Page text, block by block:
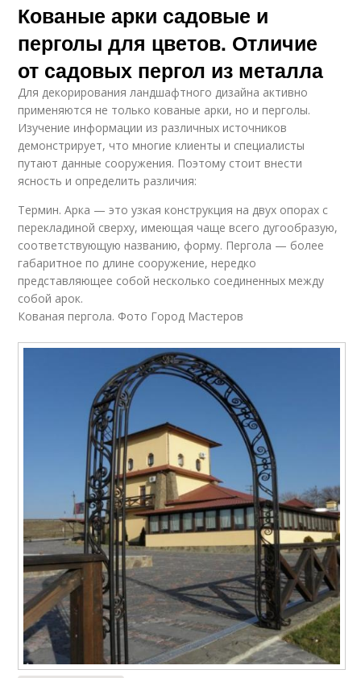
Перголы для
плетистых растений
Пергола из
профильной трубы
Арочная пергола Простая пергола
Кованые арки садовые и
перголы для цветов. Отличие
от садовых пергол из металла
Для декорирования ландшафтного дизайна активно
применяются не только кованые арки, но и перголы.
Изучение информации из различных источников
демонстрирует, что многие клиенты и специалисты
путают данные сооружения. Поэтому стоит внести
ясность и определить различия:
Термин. Арка — это узкая конструкция на двух опорах с
перекладиной сверху, имеющая чаще всего дугообразую,
соответствующую названию, форму. Пергола — более
габаритное по длине сооружение, нередко
представляющее собой несколько соединенных между
собой арок.
Кованая пергола. Фото Город Мастеров